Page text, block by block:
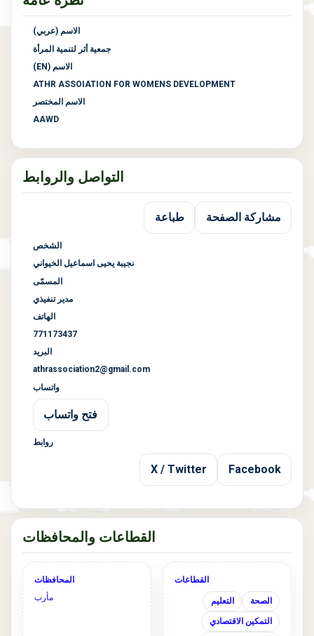
الاسم (عربي)
جمعية أثر لتنمية المرأة
الاسم (EN)
ATHR ASSOIATION FOR WOMENS DEVELOPMENT
الاسم المختصر
AAWD
التواصل والروابط
مشاركة الصفحة طباعة
الشخص
نجيبة يحيى اسماعيل الخيواني
المسمّى
مدير تنفيذي
الهاتف
771173437
البريد
athrassociation2@gmail.com
واتساب
فتح واتساب
روابط
Facebook
X / Twitter
القطاعات والمحافظات
القطاعات
الصحة التعليم
التمكين الاقتصادي
المحافظات
مأرب